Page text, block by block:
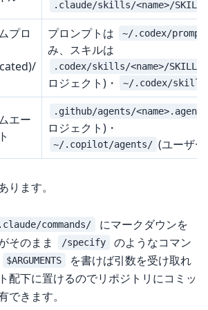
.claude/skills/<name>/
プロ
プロンプトは ~/.codex/
み、スキルは
.codex/skills/<name>/
ロジェクト)・ ~/.codex/
エー
.github/agents/
ロジェクト)・
~/.copilot/agents/ (ユーザ
ります。
.claude/commands/
にマークダウンを
そのまま
/specify
のようなコマン
$ARGUMENTS
を書けば引数を受け取れ
配下に置けるのでリポジトリにコミッ
できます。